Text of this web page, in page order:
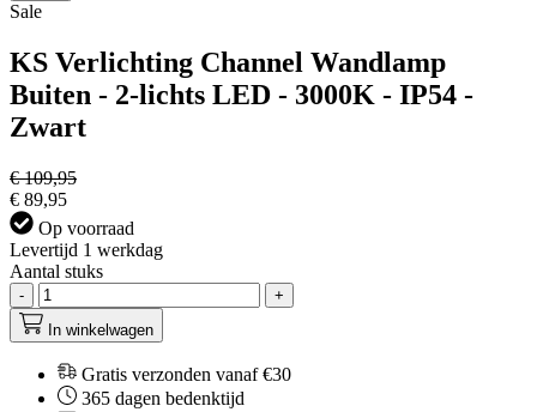
Sale
KS Verlichting Channel Wandlamp
Buiten - 2-lichts LED - 3000K - IP54 -
Zwart
€ 109,95
€ 89,95
Op voorraad
Levertijd 1 werkdag
Aantal stuks
-
+
In winkelwagen
Gratis verzonden vanaf €30
365 dagen bedenktijd